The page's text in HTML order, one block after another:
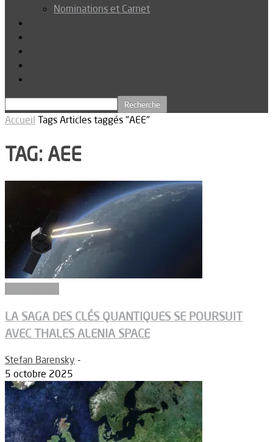
Nominations et Carnet
Accueil Tags Articles taggés "AEE"
TAG: AEE
LA SAGA DES CLÉS QUANTIQUES SE POURSUIT
AVEC THALES ALENIA SPACE
Stefan Barensky -
5 octobre 2025